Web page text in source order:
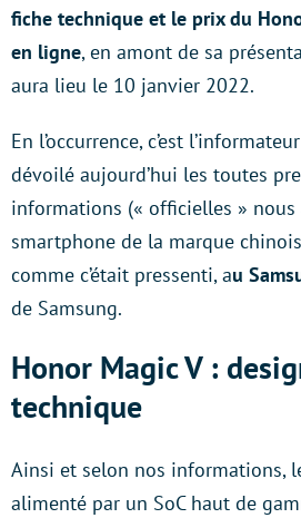
fiche technique et le prix du
en ligne, en amont de sa
aura lieu le 10 janvier 2022.
En l’occurrence, c’est
dévoilé aujourd’hui les toutes
informations (« officielles »
smartphone de la marque
comme c’était pressenti, au
de Samsung.
Honor Magic V :
technique
Ainsi et selon nos informations,
alimenté par un SoC haut de